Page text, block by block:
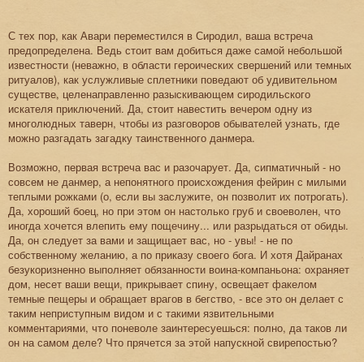
С тех пор, как Авари переместился в Сиродил, ваша встреча
предопределена. Ведь стоит вам добиться даже самой небольшой
известности (неважно, в области героических свершений или темных
ритуалов), как услужливые сплетники поведают об удивительном
существе, целенаправленно разыскивающем сиродильского
искателя приключений. Да, стоит навестить вечером одну из
многолюдных таверн, чтобы из разговоров обывателей узнать, где
можно разгадать загадку таинственного данмера.
Возможно, первая встреча вас и разочарует. Да, сипматичный - но
совсем не данмер, а непонятного происхождения фейрин с милыми
теплыми рожками (о, если вы заслужите, он позволит их потрогать).
Да, хороший боец, но при этом он настолько груб и своеволен, что
иногда хочется влепить ему пощечину... или разрыдаться от обиды.
Да, он следует за вами и защищает вас, но - увы! - не по
собственному желанию, а по приказу своего бога. И хотя Дайранах
безукоризненно выполняет обязанности воина-компаньона: охраняет
дом, несет ваши вещи, прикрывает спину, освещает факелом
темные пещеры и обращает врагов в бегство, - все это он делает с
таким неприступным видом и с такими язвительными
комментариями, что поневоле заинтересуешься: полно, да таков ли
он на самом деле? Что прячется за этой напускной свирепостью?